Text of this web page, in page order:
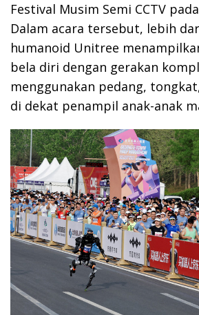
Festival Musim Semi CCTV
Dalam acara tersebut, lebih
humanoid Unitree
bela diri dengan gerakan
menggunakan pedang,
di dekat penampil anak-anak